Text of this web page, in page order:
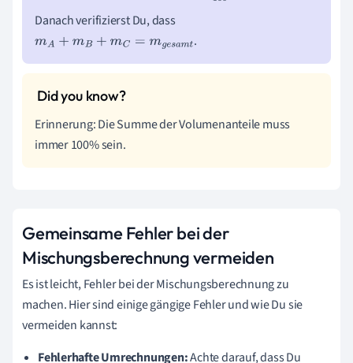
00
Danach verifizierst Du, dass
mA+ mB+mC=mges am t .
Erinnerung: Die Summe der Volumenanteile muss
immer 100% sein.
Gemeinsame Fehler bei der
Mischungsberechnung vermeiden
Es ist leicht, Fehler bei der Mischungsberechnung zu
machen. Hier sind einige gängige Fehler und wie Du sie
vermeiden kannst:
Fehlerhafte Umrechnungen:Achte darauf, dass Du